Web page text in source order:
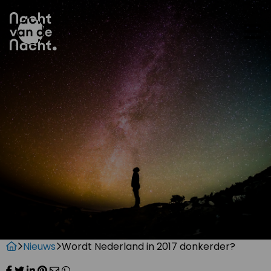
Nieuws Wordt Nederland in 2017 donkerder?